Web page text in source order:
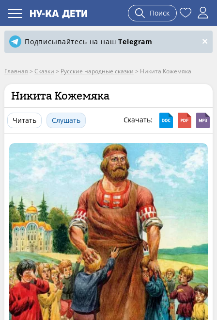
Поиск
Подписывайтесь на нашTelegram
Главная > Сказки > Русские народные сказки > Никита Кожемяка
Никита Кожемяка
Читать Слушать Скачать: